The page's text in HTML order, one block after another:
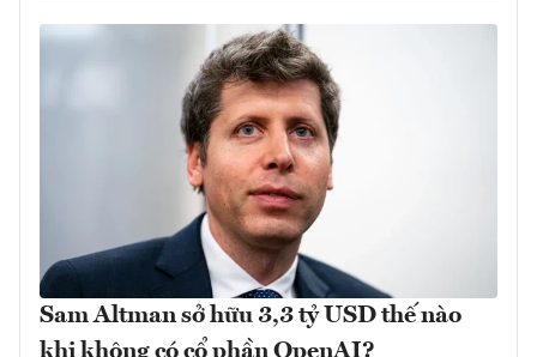
Sam Altman sở hữu 3,3 tỷ USD thế nào
khi không có cổ phần OpenAI?